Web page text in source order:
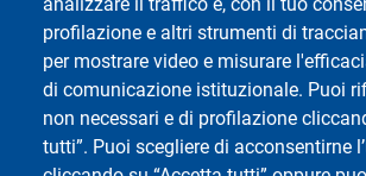
profilazione e altri strumenti di
per mostrare video e misurare
di comunicazione istituzionale. Puoi
non necessari e di profilazione
tutti”. Puoi scegliere di acconsentirne
Mappa del sito
Cookie settings